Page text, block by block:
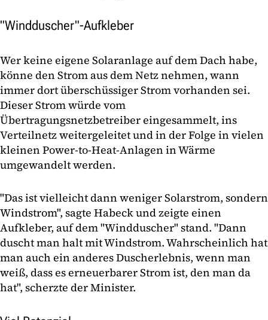
"Windduscher"-Aufkleber
Wer keine eigene Solaranlage auf dem Dach habe,
könne den Strom aus dem Netz nehmen, wann
immer dort überschüssiger Strom vorhanden sei.
Dieser Strom würde vom
Übertragungsnetzbetreiber eingesammelt, ins
Verteilnetz weitergeleitet und in der Folge in vielen
kleinen Power-to-Heat-Anlagen in Wärme
umgewandelt werden.
"Das ist vielleicht dann weniger Solarstrom, sondern
Windstrom", sagte Habeck und zeigte einen
Aufkleber, auf dem "Windduscher" stand. "Dann
duscht man halt mit Windstrom. Wahrscheinlich hat
man auch ein anderes Duscherlebnis, wenn man
weiß, dass es erneuerbarer Strom ist, den man da
hat", scherzte der Minister.